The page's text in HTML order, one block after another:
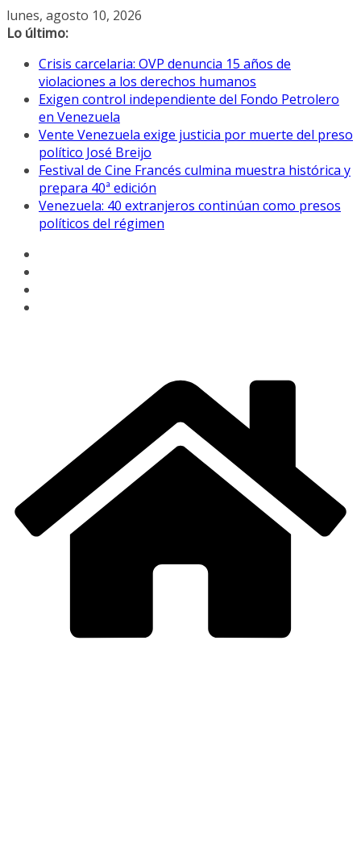
Saltar
al
lunes, agosto 10, 2026
Lo último:
Crisis carcelaria: OVP denuncia 15 años de
violaciones a los derechos humanos
Exigen control independiente del Fondo Petrolero
en Venezuela
Vente Venezuela exige justicia por muerte del preso
político José Breijo
Festival de Cine Francés culmina muestra histórica y
prepara 40ª edición
Venezuela: 40 extranjeros continúan como presos
políticos del régimen